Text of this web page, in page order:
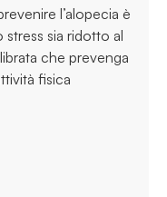
l’alopecia è
stress sia ridotto al
che prevenga
fisica